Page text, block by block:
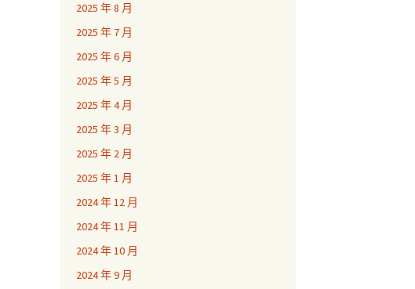
2025 年 8 月
2025 年 7 月
2025 年 6 月
2025 年 5 月
2025 年 4 月
2025 年 3 月
2025 年 2 月
2025 年 1 月
2024 年 12 月
2024 年 11 月
2024 年 10 月
2024 年 9 月